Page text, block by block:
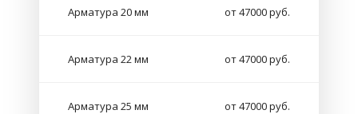
Арматура 20 мм от 47000 руб.
Арматура 22 мм от 47000 руб.
Арматура 25 мм от 47000 руб.